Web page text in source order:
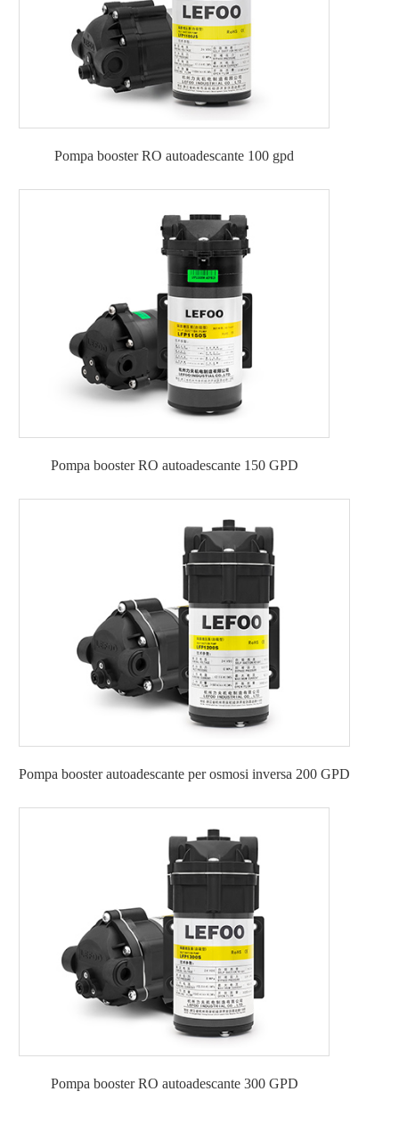
Pompa booster RO autoadescante 100 gpd
Pompa booster RO autoadescante 150 GPD
Pompa booster autoadescante per osmosi inversa 200 GPD
Pompa booster RO autoadescante 300 GPD